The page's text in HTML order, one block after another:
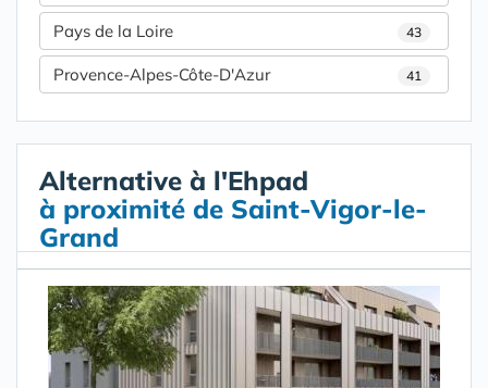
Pays de la Loire 43
Provence-Alpes-Côte-D'Azur 41
Alternative à l'Ehpad
à proximité de Saint-Vigor-le-
Grand